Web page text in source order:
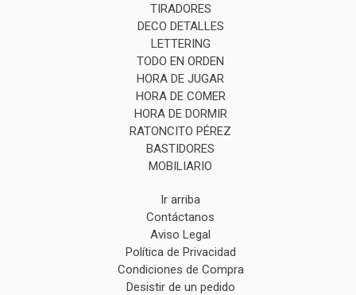
TIRADORES
DECO DETALLES
LETTERING
TODO EN ORDEN
HORA DE JUGAR
HORA DE COMER
HORA DE DORMIR
RATONCITO PÉREZ
BASTIDORES
MOBILIARIO
Ir arriba
Contáctanos
Aviso Legal
Política de Privacidad
Condiciones de Compra
Desistir de un pedido